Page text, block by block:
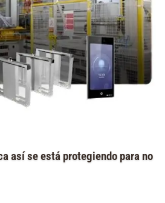
así se está protegiendo para no